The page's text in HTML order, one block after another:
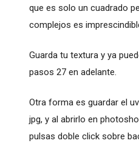
que es solo un cuadrado
complejos es
Guarda tu textura y ya
pasos 27 en adelante.
Otra forma es guardar el
jpg, y al abrirlo en
pulsas doble click sobre